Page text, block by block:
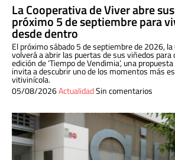
La Cooperativa de Viver abre
próximo 5 de septiembre para
desde dentro
El próximo sábado 5 de septiembre de 2026,
volverá a abrir las puertas de sus viñedos para
edición de ‘Tiempo de Vendimia’, una
invita a descubrir uno de los momentos más
vitivinícola.
05/08/2026ActualidadSin comentarios